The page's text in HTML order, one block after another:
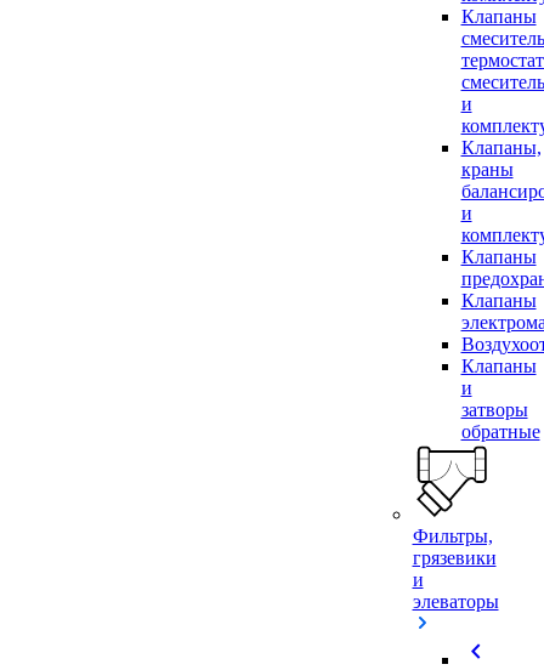
Клапаны
и
Клапаны,
краны
и
Клапаны
Клапаны
Клапаны
и
затворы
обратные
Фильтры,
грязевики
и
элеваторы
chevron_left